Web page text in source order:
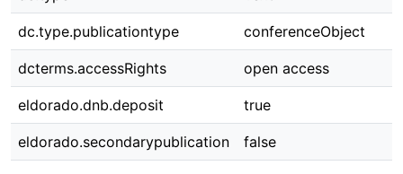
dc.type.publicationtype conferenceObject
dcterms.accessRights open access
eldorado.dnb.deposit true
eldorado.secondarypublication false